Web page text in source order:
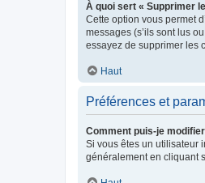
À quoi sert « Supprimer
Cette option vous permet
messages (s’ils sont lus
essayez de supprimer les
Haut
Préférences et
Comment puis-je
Si vous êtes un utilisateur
généralement en cliquant